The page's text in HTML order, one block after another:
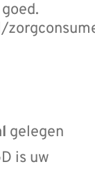
gelegen
is uw